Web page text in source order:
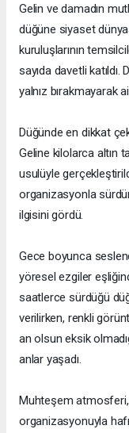
Gelin ve damadın
düğüne siyaset
kuruluşlarının
sayıda davetli
yalnız bırakmayarak
Düğünde en dikkat
Geline kilolarca altın
usulüyle
organizasyonla
ilgisini gördü.
Gece boyunca
yöresel ezgiler
saatlerce sürdüğü
verilirken, renkli
an olsun eksik
anlar yaşadı.
Muhteşem atmosferi,
organizasyonuyla